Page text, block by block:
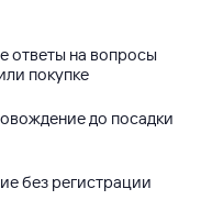
ответы на вопросы
покупке
до посадки
без регистрации